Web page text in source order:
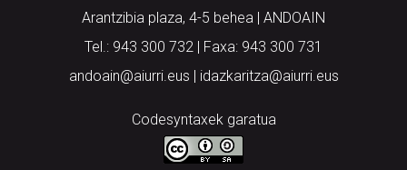
Arantzibia plaza, 4-5 behea | ANDOAIN
Tel.: 943 300 732 | Faxa: 943 300 731
andoain@aiurri.eus | idazkaritza@aiurri.eus
Codesyntaxek garatua